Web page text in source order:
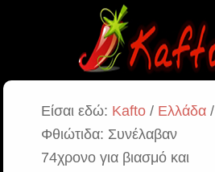
Είσαι εδώ: Kafto/ Ελλάδα/
Φθιώτιδα: Συνέλαβαν
74χρονο για βιασμό και